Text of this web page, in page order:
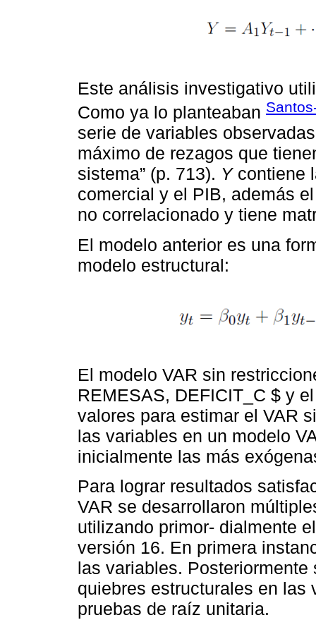
Este análisis investigativo
Como ya lo planteaban
serie de variables
máximo de rezagos que
sistema” (p. 713). Ycontiene
comercial y el PIB, además
no correlacionado y tiene
El modelo anterior es una
modelo estructural:
El modelo VAR sin
REMESAS, DEFICIT_C $ y
valores para estimar el VAR
las variables en un modelo
inicialmente las más
Para lograr resultados
VAR se desarrollaron
utilizando primor- dialmente
versión 16. En primera
las variables.
quiebres estructurales en las
pruebas de raíz unitaria.